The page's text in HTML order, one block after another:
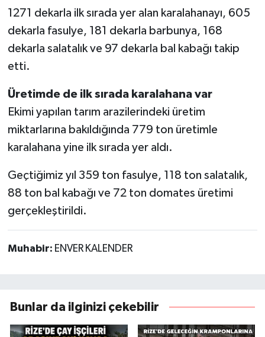
1271 dekarla ilk sırada yer alan karalahanayı, 605
dekarla fasulye, 181 dekarla barbunya, 168
dekarla salatalık ve 97 dekarla bal kabağı takip
etti.
Üretimde de ilk sırada karalahana var
Ekimi yapılan tarım arazilerindeki üretim
miktarlarına bakıldığında 779 ton üretimle
karalahana yine ilk sırada yer aldı.
Geçtiğimiz yıl 359 ton fasulye, 118 ton salatalık,
88 ton bal kabağı ve 72 ton domates üretimi
gerçekleştirildi.
Muhabir: ENVER KALENDER
Bunlar da ilginizi çekebilir